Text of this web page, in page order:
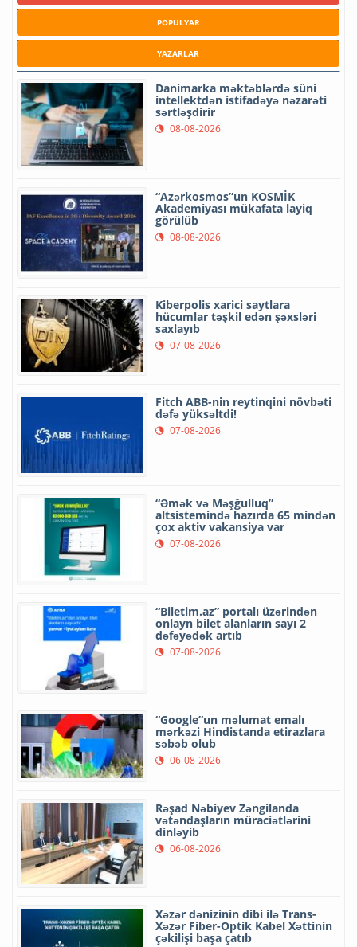
POPULYAR
YAZARLAR
Danimarka məktəblərdə süni
intellektdən istifadəyə nəzarəti
sərtləşdirir
08-08-2026
“Azərkosmos”un KOSMİK
Akademiyası mükafata layiq
görülüb
08-08-2026
Kiberpolis xarici saytlara
hücumlar təşkil edən şəxsləri
saxlayıb
07-08-2026
Fitch ABB-nin reytinqini növbəti
dəfə yüksəltdi!
07-08-2026
“Əmək və Məşğulluq”
altsistemində hazırda 65 mindən
çox aktiv vakansiya var
07-08-2026
“Biletim.az” portalı üzərindən
onlayn bilet alanların sayı 2
dəfəyədək artıb
07-08-2026
“Google”un məlumat emalı
mərkəzi Hindistanda etirazlara
səbəb olub
06-08-2026
Rəşad Nəbiyev Zəngilanda
vətəndaşların müraciətlərini
dinləyib
06-08-2026
Xəzər dənizinin dibi ilə Trans-
Xəzər Fiber-Optik Kabel Xəttinin
çəkilişi başa çatıb